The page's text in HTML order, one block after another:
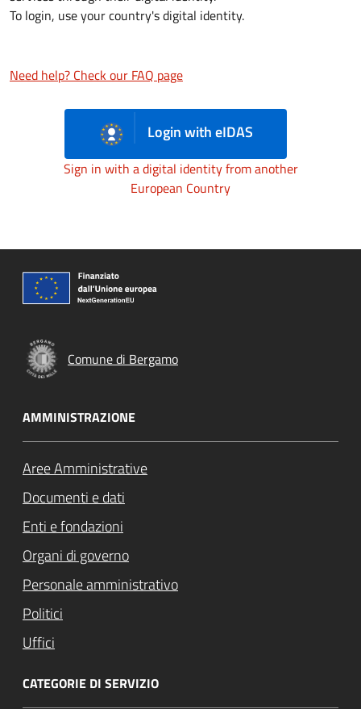
To login, use your country's digital identity.
Need help? Check our FAQ page
Login with eIDAS
Sign in with a digital identity from another
European Country
Comune di Bergamo
AMMINISTRAZIONE
Aree Amministrative
Documenti e dati
Enti e fondazioni
Organi di governo
Personale amministrativo
Politici
Uffici
CATEGORIE DI SERVIZIO